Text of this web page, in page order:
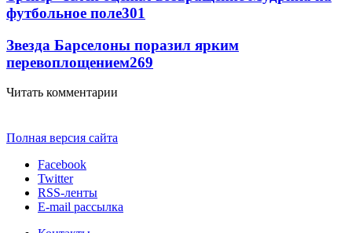
футбольное поле301
Звезда Барселоны поразил ярким
перевоплощением269
Читать комментарии
Полная версия сайта
Facebook
Twitter
RSS-ленты
E-mail рассылка